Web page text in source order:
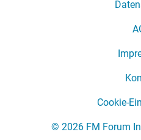
Cookie-
© 2026 FM Forum